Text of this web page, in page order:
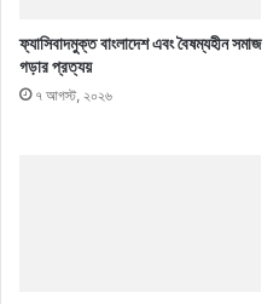
ফ্যাসিবাদমুক্ত বাংলাদেশ এবং বৈষম্যহীন সমাজ
গড়ার প্রত্যয়
৭ আগস্ট, ২০২৬